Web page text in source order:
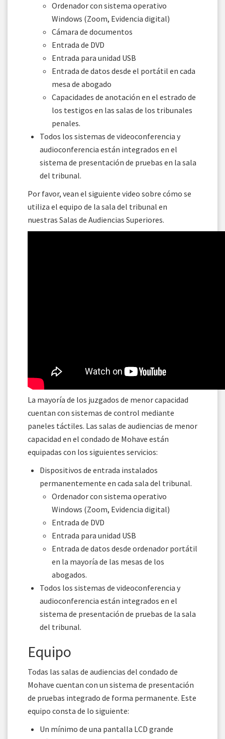
Ordenador con sistema operativo
Windows (Zoom, Evidencia digital)
Cámara de documentos
Entrada de DVD
Entrada para unidad USB
Entrada de datos desde el portátil en cada
mesa de abogado
Capacidades de anotación en el estrado de
los testigos en las salas de los tribunales
penales.
Todos los sistemas de videoconferencia y
audioconferencia están integrados en el
sistema de presentación de pruebas en la sala
del tribunal.
Por favor, vean el siguiente video sobre cómo se
utiliza el equipo de la sala del tribunal en
nuestras Salas de Audiencias Superiores.
La mayoría de los juzgados de menor capacidad
cuentan con sistemas de control mediante
paneles táctiles. Las salas de audiencias de menor
capacidad en el condado de Mohave están
equipadas con los siguientes servicios:
Dispositivos de entrada instalados
permanentemente en cada sala del tribunal.
Ordenador con sistema operativo
Windows (Zoom, Evidencia digital)
Entrada de DVD
Entrada para unidad USB
Entrada de datos desde ordenador portátil
en la mayoría de las mesas de los
abogados.
Todos los sistemas de videoconferencia y
audioconferencia están integrados en el
sistema de presentación de pruebas de la sala
del tribunal.
Equipo
Todas las salas de audiencias del condado de
Mohave cuentan con un sistema de presentación
de pruebas integrado de forma permanente. Este
equipo consta de lo siguiente:
Un mínimo de una pantalla LCD grande